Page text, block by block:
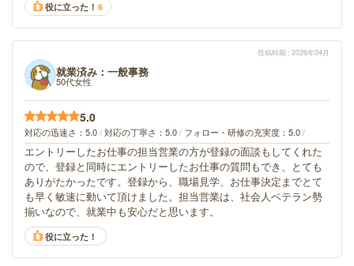
役に立った！ 6
投稿時期 2026年04月
就業済み：一般事務
50代女性
5.0
対応の迅速さ 5.0 対応の丁寧さ 5.0 フォロー・研修の充実度 5.0
エントリーしたお仕事の担当営業の方が登録の面談もしてくれた
ので、登録と同時にエントリーしたお仕事の質問もでき、とても
ありがたかったです。登録から、職場見学、お仕事決定までとて
も早く敏速に動いて頂けました。担当営業は、社会人ベテラン勢
揃いなので、就業中も安心だと思います。
役に立った！